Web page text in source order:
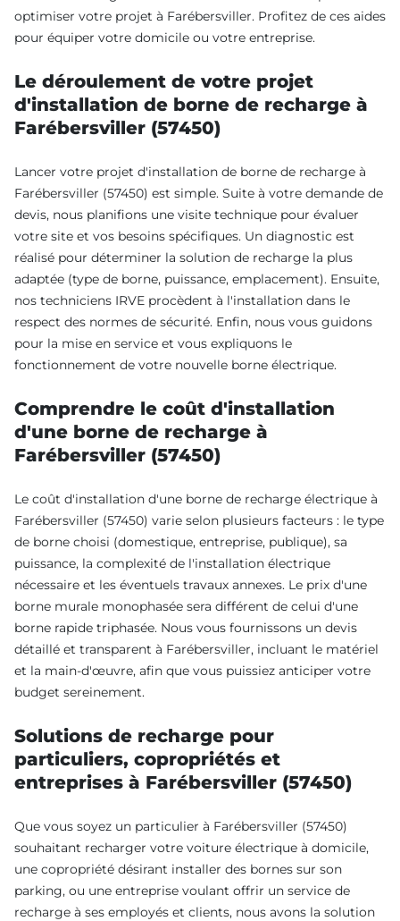
optimiser votre projet à Farébersviller. Profitez de ces aides
pour équiper votre domicile ou votre entreprise.
Le déroulement de votre projet
d'installation de borne de recharge à
Farébersviller (57450)
Lancer votre projet d'installation de borne de recharge à
Farébersviller (57450) est simple. Suite à votre demande de
devis, nous planifions une visite technique pour évaluer
votre site et vos besoins spécifiques. Un diagnostic est
réalisé pour déterminer la solution de recharge la plus
adaptée (type de borne, puissance, emplacement). Ensuite,
nos techniciens IRVE procèdent à l'installation dans le
respect des normes de sécurité. Enfin, nous vous guidons
pour la mise en service et vous expliquons le
fonctionnement de votre nouvelle borne électrique.
Comprendre le coût d'installation
d'une borne de recharge à
Farébersviller (57450)
Le coût d'installation d'une borne de recharge électrique à
Farébersviller (57450) varie selon plusieurs facteurs : le type
de borne choisi (domestique, entreprise, publique), sa
puissance, la complexité de l'installation électrique
nécessaire et les éventuels travaux annexes. Le prix d'une
borne murale monophasée sera différent de celui d'une
borne rapide triphasée. Nous vous fournissons un devis
détaillé et transparent à Farébersviller, incluant le matériel
et la main-d'œuvre, afin que vous puissiez anticiper votre
budget sereinement.
Solutions de recharge pour
particuliers, copropriétés et
entreprises à Farébersviller (57450)
Que vous soyez un particulier à Farébersviller (57450)
souhaitant recharger votre voiture électrique à domicile,
une copropriété désirant installer des bornes sur son
parking, ou une entreprise voulant offrir un service de
recharge à ses employés et clients, nous avons la solution